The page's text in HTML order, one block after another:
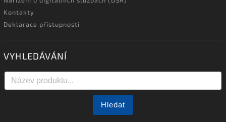
Kontakty
Deklarace přístupnosti
VYHLEDÁVÁNÍ
Hledat